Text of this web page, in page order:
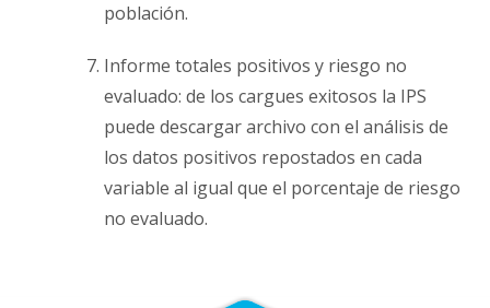
población.
Informe totales positivos y riesgo no
evaluado: de los cargues exitosos la IPS
puede descargar archivo con el análisis de
los datos positivos repostados en cada
variable al igual que el porcentaje de riesgo
no evaluado.